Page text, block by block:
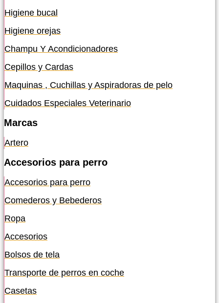
Higiene bucal
Higiene orejas
Champu Y Acondicionadores
Cepillos y Cardas
Maquinas , Cuchillas y Aspiradoras de pelo
Cuidados Especiales Veterinario
Marcas
Artero
Accesorios para perro
Accesorios para perro
Comederos y Bebederos
Ropa
Accesorios
Bolsos de tela
Transporte de perros en coche
Casetas